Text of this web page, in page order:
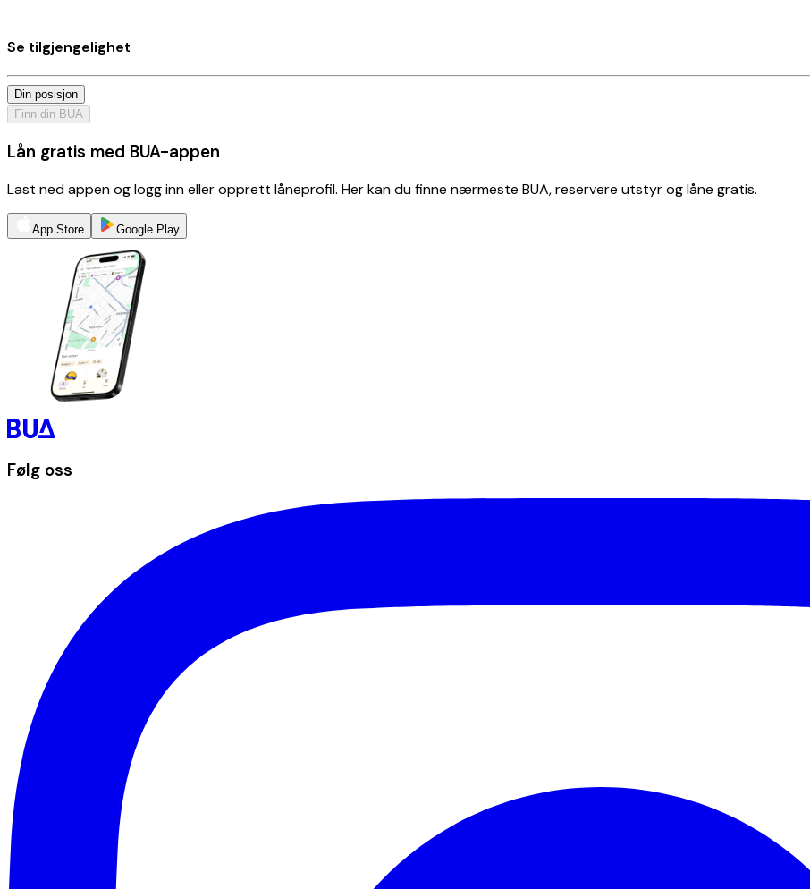
Se tilgjengelighet
Din posisjon
Finn din BUA
Lån gratis med BUA-appen
Last ned appen og logg inn eller opprett låneprofil. Her kan du finne nærmeste BUA, reservere utstyr og låne gratis.
App Store Google Play
Følg oss